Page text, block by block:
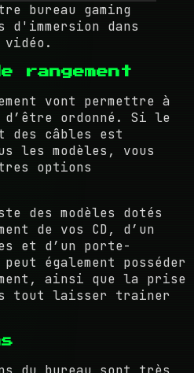
bureau gaming
dans
vidéo.
rangement
vont permettre à
d’être ordonné. Si le
des câbles est
les modèles, vous
options
des modèles dotés
de vos CD, d’un
et d’un porte-
également posséder
ainsi que la prise
tout laisser trainer